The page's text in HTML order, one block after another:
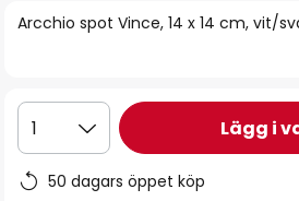
Arcchio spot Vince, 14 x 14 cm, vit/
1 Lägg i
50 dagars öppet köp